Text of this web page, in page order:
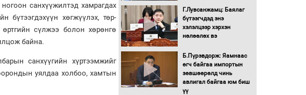
санхүүжилтэд хамрагдах
бүтээгдэхүүн хөгжүүлэх, төр-
сүлжээ болон хөрөнгө
байна.
санхүүгийн хүртээмжийг
уялдаа холбоо, хамтын
Автомашинд улсын
дугаарын тэгш,
сондгойгоор шатахуун
Бага орлоготой
иргэдийн орлогод
татвар ногдуулахгүй
байх эрх зүйн орчныг
Г.Лувсанжамц: Баялаг
бүтээгчдэд энэ
хэлэлцээр хэрхэн
нөлөөлөх вэ
Б.Пүрэвдорж: Яамнаас
өгч байгаа импортын
зөвшөөрөлд чинь
авлигал байгаа юм биш
үү